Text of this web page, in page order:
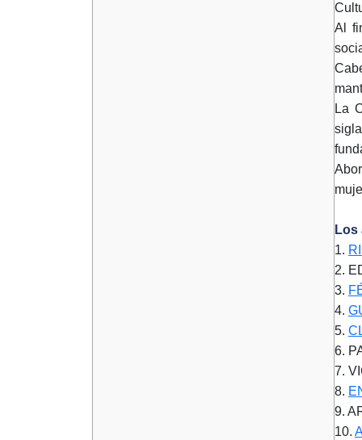
Al
La
Los
1.
2.
3.
4.
5.
6.
7.
8.
9.
10.